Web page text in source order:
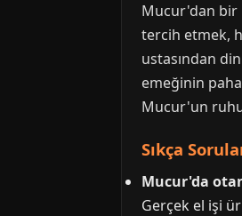
Mucur'dan bir
tercih etmek,
ustasından
emeğinin
Mucur'un
Sıkça
Mucur'da
Gerçek el işi